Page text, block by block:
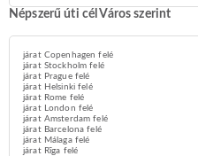
Népszerű úti cél Város szerint
járat Copenhagen felé
járat Stockholm felé
járat Prague felé
járat Helsinki felé
járat Rome felé
járat London felé
járat Amsterdam felé
járat Barcelona felé
járat Málaga felé
járat Rīga felé